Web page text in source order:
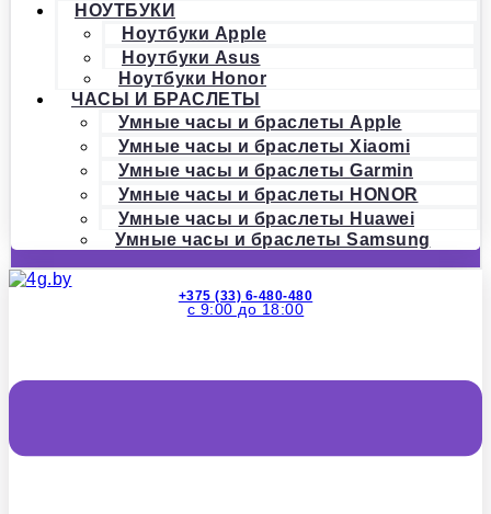
НОУТБУКИ
Ноутбуки Apple
Ноутбуки Asus
Ноутбуки Honor
ЧАСЫ И БРАСЛЕТЫ
Умные часы и браслеты Apple
Умные часы и браслеты Xiaomi
Умные часы и браслеты Garmin
Умные часы и браслеты HONOR
Умные часы и браслеты Huawei
Умные часы и браслеты Samsung
+375 (33) 6-480-480
с 9:00 до 18:00